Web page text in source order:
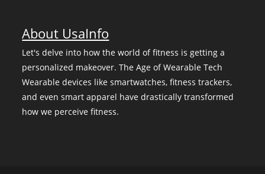
About UsaInfo
Let's delve into how the world of fitness is getting a
personalized makeover. The Age of Wearable Tech
Wearable devices like smartwatches, fitness trackers,
and even smart apparel have drastically transformed
how we perceive fitness.